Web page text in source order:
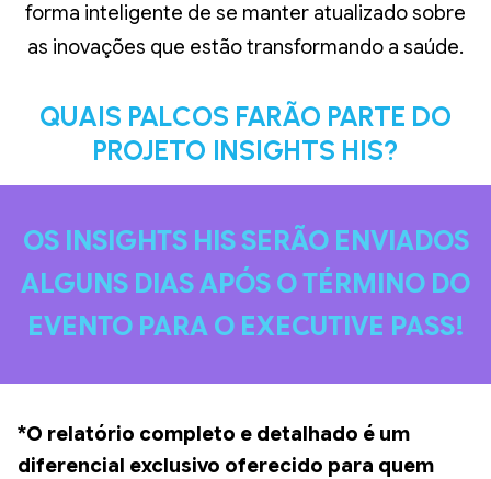
forma inteligente de se manter atualizado sobre
as inovações que estão transformando a saúde.
QUAIS PALCOS FARÃO PARTE DO
PROJETO INSIGHTS HIS?
OS INSIGHTS HIS SERÃO ENVIADOS
ALGUNS DIAS APÓS O TÉRMINO DO
EVENTO PARA O EXECUTIVE PASS!
*O relatório completo e detalhado é um
diferencial exclusivo oferecido para quem